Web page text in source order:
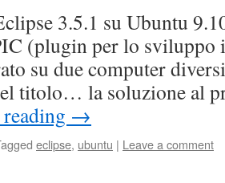
3.5.1 su Ubuntu
(plugin per lo sviluppo
su due computer
titolo… la soluzione al
→
eclipse, ubuntu | Leave a comment